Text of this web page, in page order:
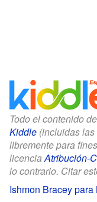
Todo el contenido
Kiddle (incluidas
libremente para
licencia Atribución-
lo contrario. Citar
Ishmon Bracey para